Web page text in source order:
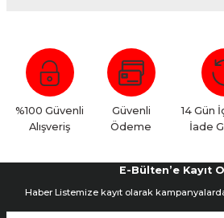
Bu ürüne ilk yorumu siz
Yorum Yaz
%100 Güvenli
Alışveriş
Güvenli
Ödeme
14 Gün
İade
E-Bülten’e Kayıt
Haber Listemize kayıt olarak